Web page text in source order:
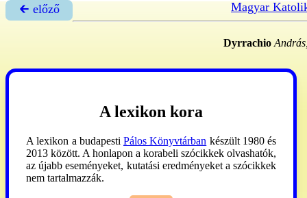
🡰 előző Magyar
Dyrrachio
A lexikon kora
A lexikon a budapesti Pálos Könyvtárban készült 1980 és
2013 között. A honlapon a korabeli szócikkek olvashatók,
az újabb eseményeket, kutatási eredményeket a szócikkek
nem tartalmazzák.